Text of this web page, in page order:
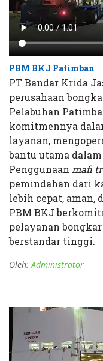
PBM BKJ Patimban
PT Bandar Krida
perusahaan
Pelabuhan
komitmennya
layanan,
bantu utama
Penggunaan mafi
pemindahan dari
lebih cepat, aman,
PBM BKJ
pelayanan
berstandar tinggi.
Oleh:Administrator